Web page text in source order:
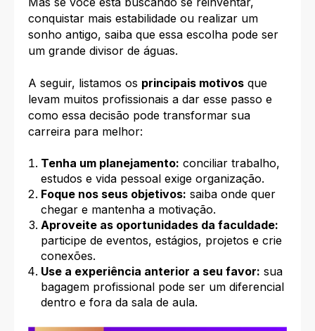
conquistar mais estabilidade ou realizar um
sonho antigo, saiba que essa escolha pode ser
um grande divisor de águas.
A seguir, listamos os principais motivos que
levam muitos profissionais a dar esse passo e
como essa decisão pode transformar sua
carreira para melhor:
Tenha um planejamento: conciliar trabalho,
estudos e vida pessoal exige organização.
Foque nos seus objetivos: saiba onde quer
chegar e mantenha a motivação.
Aproveite as oportunidades da faculdade:
participe de eventos, estágios, projetos e crie
conexões.
Use a experiência anterior a seu favor: sua
bagagem profissional pode ser um diferencial
dentro e fora da sala de aula.